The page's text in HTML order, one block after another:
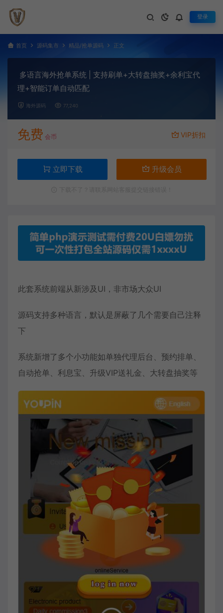
登录
首页 源码集市 精品/抢单源码 正文
多语言海外抢单系统 | 支持刷单+大转盘抽奖+余利宝代
理+智能订单自动匹配
海外源码 77,240
免费 会币 VIP折扣
立即下载 升级会员
此套系统前端从新涉及UI，非市场大众UI
源码支持多种语言，默认是屏蔽了几个需要自己注释
下
系统新增了多个小功能如单独代理后台、预约排单、
自动抢单、利息宝、升级VIP送礼金、大转盘抽奖等